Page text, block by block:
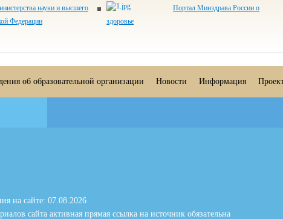
науки и высшего
Федерации
Портал Минздрава России о
здоровье
об образовательной организации Новости Информация
на сайте: 07.08.2026
сайта активная прямая ссылка на источник обязательна